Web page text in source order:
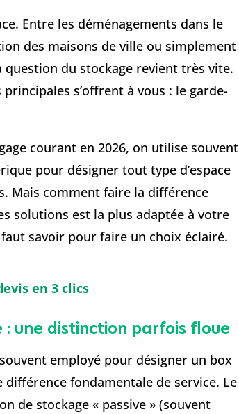
Entre les déménagements dans le
des maisons de ville ou simplement
question du stockage revient très vite.
s’offrent à vous : le garde-
courant en 2026, on utilise souvent
pour désigner tout type d’espace
Mais comment faire la différence
solutions est la plus adaptée à votre
savoir pour faire un choix éclairé.
en 3 clics
une distinction parfois floue
employé pour désigner un box
fondamentale de service. Le
de stockage « passive » (souvent